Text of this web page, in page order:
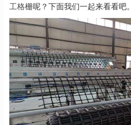
工格栅呢？下面我们一起来看看吧。